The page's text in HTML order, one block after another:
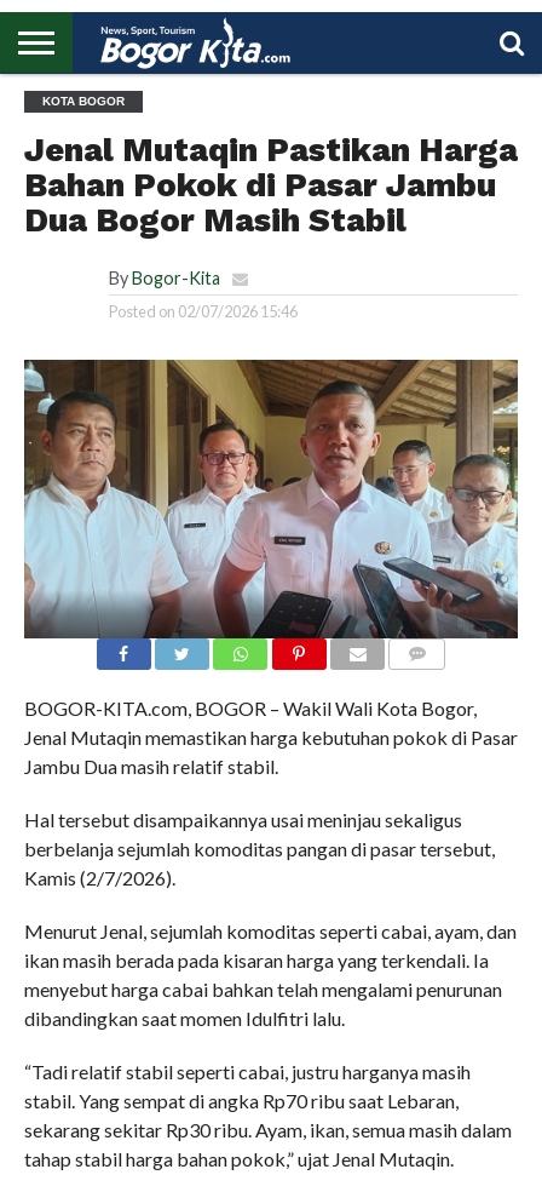
BOGOR
REGIONAL
NASIONAL
PENDIDIKAN
WISATA
OLAHRAGA
LAPORAN
PROFIL
KOTA BOGOR
Jenal Mutaqin Pastikan Harga
Bahan Pokok di Pasar Jambu
Dua Bogor Masih Stabil
By Bogor-Kita
Posted on 02/07/2026 15:46
BOGOR-KITA.com, BOGOR – Wakil Wali Kota Bogor,
Jenal Mutaqin memastikan harga kebutuhan pokok di Pasar
Jambu Dua masih relatif stabil.
Hal tersebut disampaikannya usai meninjau sekaligus
berbelanja sejumlah komoditas pangan di pasar tersebut,
Kamis (2/7/2026).
Menurut Jenal, sejumlah komoditas seperti cabai, ayam, dan
ikan masih berada pada kisaran harga yang terkendali. Ia
menyebut harga cabai bahkan telah mengalami penurunan
dibandingkan saat momen Idulfitri lalu.
“Tadi relatif stabil seperti cabai, justru harganya masih
stabil. Yang sempat di angka Rp70 ribu saat Lebaran,
sekarang sekitar Rp30 ribu. Ayam, ikan, semua masih dalam
tahap stabil harga bahan pokok,” ujat Jenal Mutaqin.